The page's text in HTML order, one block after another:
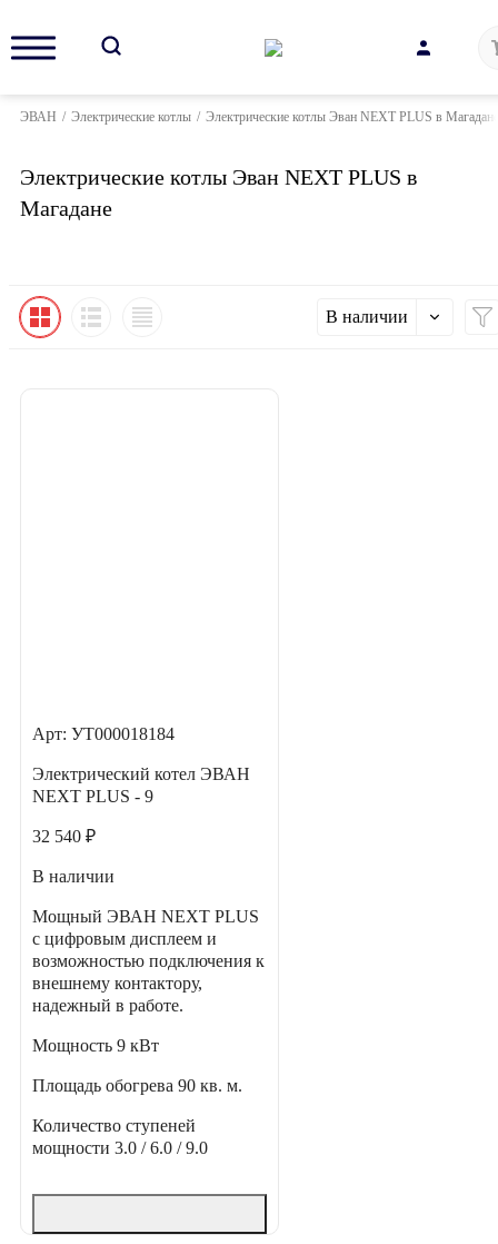
ЭВАН / Электрические котлы / Электрические котлы Эван NEXT PLUS в Магадане
Электрические котлы Эван NEXT PLUS в
Магадане
В наличии
Арт: УТ000018184
Электрический котел ЭВАН
NEXT PLUS - 9
32 540 ₽
В наличии
Мощный ЭВАН NEXT PLUS
с цифровым дисплеем и
возможностью подключения к
внешнему контактору,
надежный в работе.
Мощность 9 кВт
Площадь обогрева 90 кв. м.
Количество ступеней
мощности 3.0 / 6.0 / 9.0